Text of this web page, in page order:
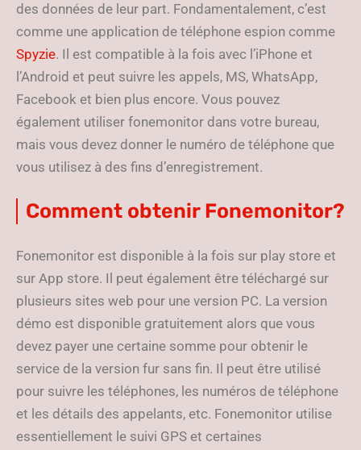
des données de leur part. Fondamentalement, c’est
comme une application de téléphone espion comme
Spyzie. Il est compatible à la fois avec l’iPhone et
l’Android et peut suivre les appels, MS, WhatsApp,
Facebook et bien plus encore. Vous pouvez
également utiliser fonemonitor dans votre bureau,
mais vous devez donner le numéro de téléphone que
vous utilisez à des fins d’enregistrement.
Comment obtenir Fonemonitor?
Fonemonitor est disponible à la fois sur play store et
sur App store. Il peut également être téléchargé sur
plusieurs sites web pour une version PC. La version
démo est disponible gratuitement alors que vous
devez payer une certaine somme pour obtenir le
service de la version fur sans fin. Il peut être utilisé
pour suivre les téléphones, les numéros de téléphone
et les détails des appelants, etc. Fonemonitor utilise
essentiellement le suivi GPS et certaines